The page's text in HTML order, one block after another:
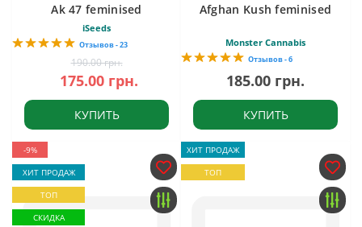
Ak 47 feminised
iSeeds
Отзывов - 23
190.00 грн.
175.00 грн.
КУПИТЬ
Afghan Kush feminised
Monster Cannabis
Отзывов - 6
185.00 грн.
КУПИТЬ
-9%
ХИТ ПРОДАЖ
ТОП
СКИДКА
ХИТ ПРОДАЖ
ТОП